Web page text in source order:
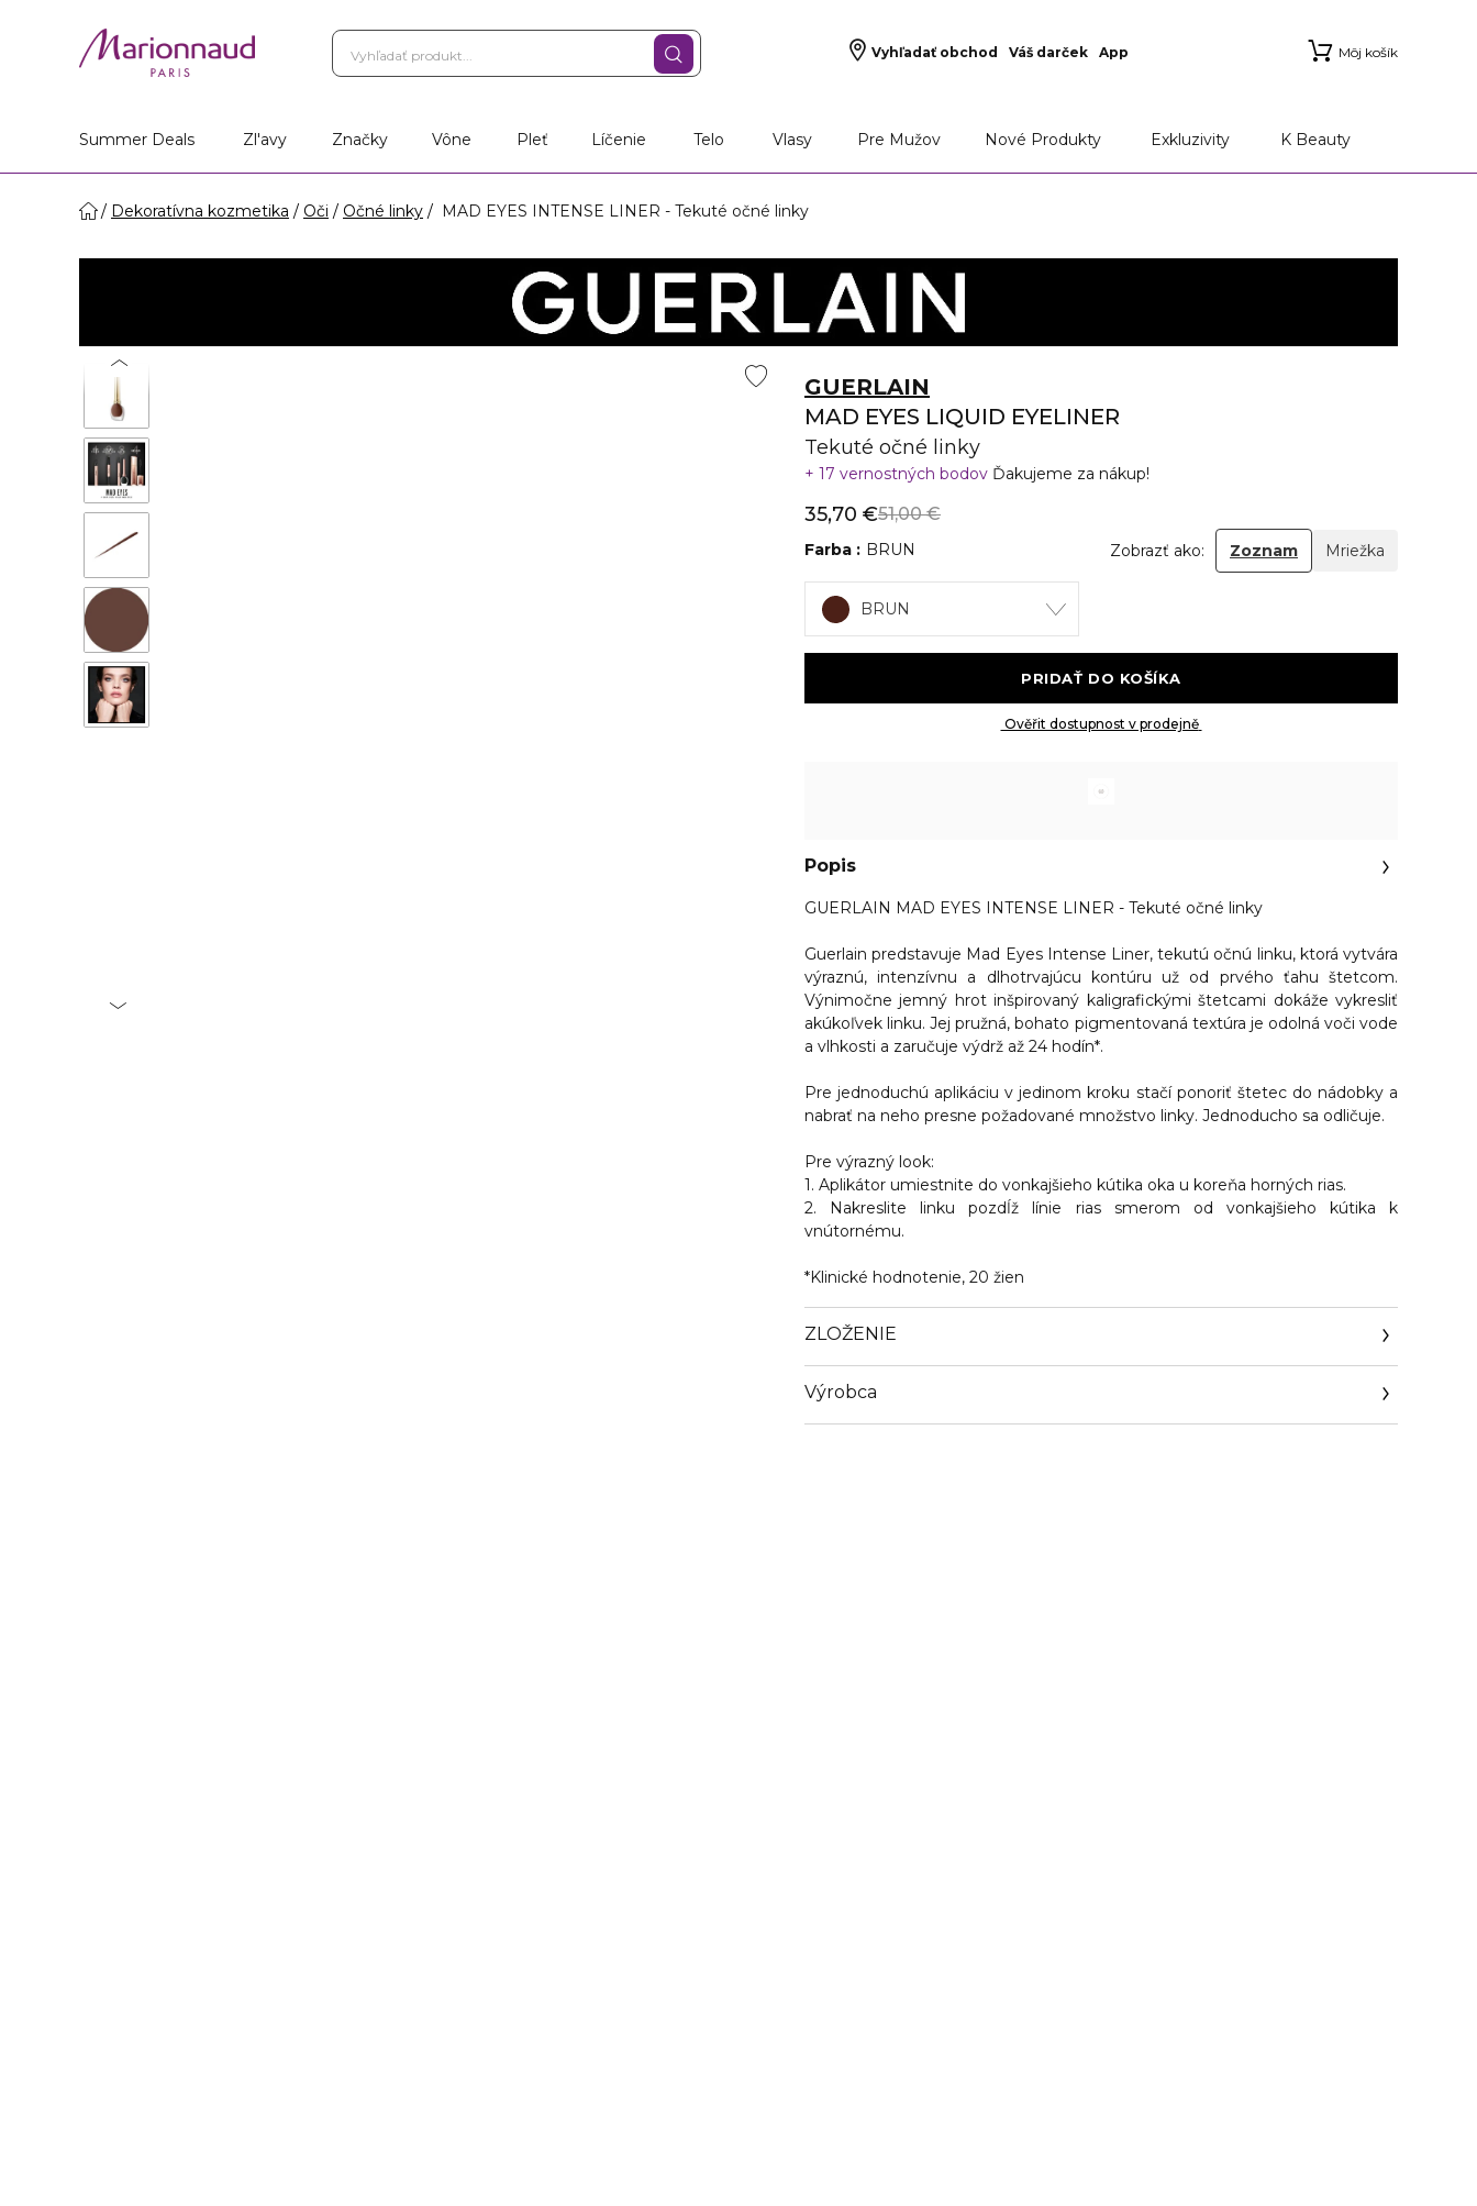
Vyhľadať obchod Váš darček App Môj košík
Summer Deals Zl'avy Značky Vône Pleť Líčenie Telo Vlasy Pre Mužov Nové Produkty Exkluzivity K Beauty
Dekoratívna kozmetika Oči Očné linky MAD EYES INTENSE LINER - Tekuté očné linky
GUERLAIN
MAD EYES LIQUID EYELINER
Tekuté očné linky
17 vernostných bodov Ďakujeme za nákup!
35,70 €51,00 €
Farba BRUN Zobrazť ako: Zoznam Mriežka
BRUN
Ověřit dostupnost v prodejně
Popis
GUERLAIN MAD EYES INTENSE LINER - Tekuté očné linky
Guerlain predstavuje Mad Eyes Intense Liner, tekutú očnú linku, ktorá vytvára
výraznú, intenzívnu a dlhotrvajúcu kontúru už od prvého ťahu štetcom.
Výnimočne jemný hrot inšpirovaný kaligrafickými štetcami dokáže vykresliť
akúkoľvek linku. Jej pružná, bohato pigmentovaná textúra je odolná voči vode
a vlhkosti a zaručuje výdrž až 24 hodín*.
Pre jednoduchú aplikáciu v jedinom kroku stačí ponoriť štetec do nádobky a
nabrať na neho presne požadované množstvo linky. Jednoducho sa odličuje.
Pre výrazný look:
1. Aplikátor umiestnite do vonkajšieho kútika oka u koreňa horných rias.
2. Nakreslite linku pozdĺž línie rias smerom od vonkajšieho kútika k
vnútornému.
*Klinické hodnotenie, 20 žien
ZLOŽENIE
Výrobca